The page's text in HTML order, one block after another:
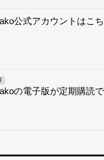
公式アカウントはこち
の電子版が定期購読